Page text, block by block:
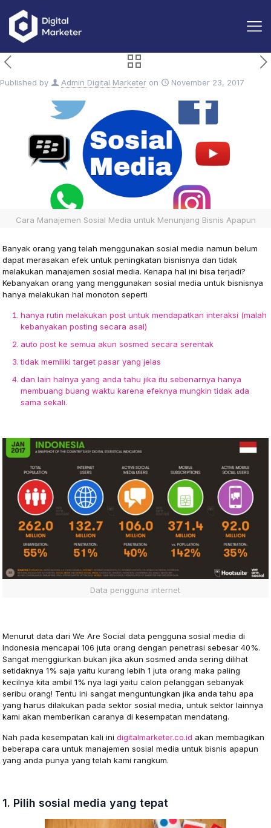
Published by Admin Digital Marketer on November 23, 2017
Cara Manajemen Sosial Media untuk Menunjang Bisnis Apapun
Banyak orang yang telah menggunakan sosial media namun belum
dapat merasakan efek untuk peningkatan bisnisnya dan tidak
melakukan manajemen sosial media. Kenapa hal ini bisa terjadi?
Kebanyakan orang yang menggunakan sosial media untuk bisnisnya
hanya melakukan hal monoton seperti
hanya rutin melakukan post untuk mendapatkan interaksi (malah
kebanyakan posting secara asal)
auto post ke semua akun sosmed secara serentak
tidak memiliki target pasar yang jelas
dan lain halnya yang anda tahu jika itu sebenarnya hanya
membuang buang waktu karena efeknya mungkin tidak ada
sama sekali.
Data pengguna internet
Menurut data dari We Are Social data pengguna sosial media di
Indonesia mencapai 106 juta orang dengan penetrasi sebesar 40%.
Sangat menggiurkan bukan jika akun sosmed anda sering dilihat
setidaknya 1% saja yaitu kurang lebih 1 juta orang maka paling
kecilnya kita ambil 1% nya lagi yaitu calon pelanggan sebanyak
seribu orang! Tentu ini sangat menguntungkan jika anda tahu apa
yang harus dilakukan pada sektor sosial media, untuk sektor lainnya
kami akan memberikan caranya di kesempatan mendatang.
Nah pada kesempatan kali inidigitalmarketer.co.id akan membagikan
beberapa cara untuk manajemen sosial media untuk bisnis apapun
yang anda punya yang telah kami rangkum.
1. Pilih sosial media yang tepat